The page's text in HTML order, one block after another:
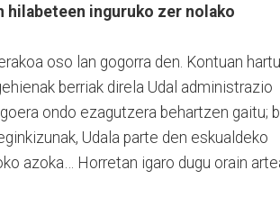
hilabeteen inguruko zer nolako
oso lan gogorra den. Kontuan hartu
berriak direla Udal administrazio
ondo ezagutzera behartzen gaitu;
Udala parte den eskualdeko
azoka… Horretan igaro dugu orain